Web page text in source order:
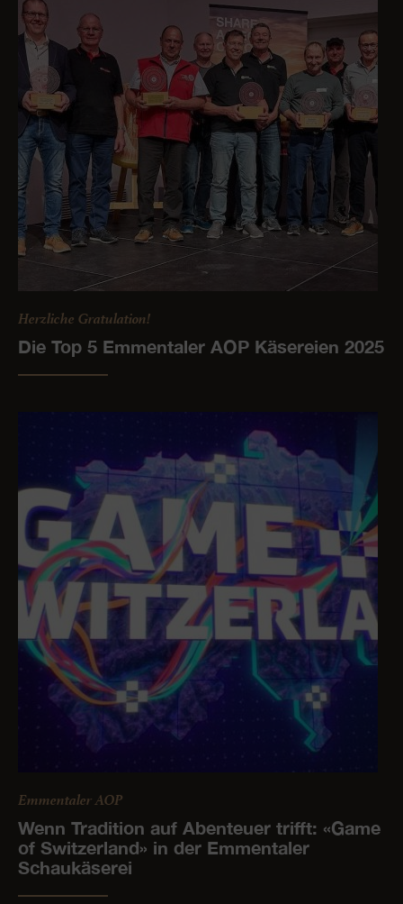
Herzliche Gratulation!
Die Top 5 Emmentaler AOP Käsereien 2025
Emmentaler AOP
Wenn Tradition auf Abenteuer trifft: «Game
of Switzerland» in der Emmentaler
Schaukäserei